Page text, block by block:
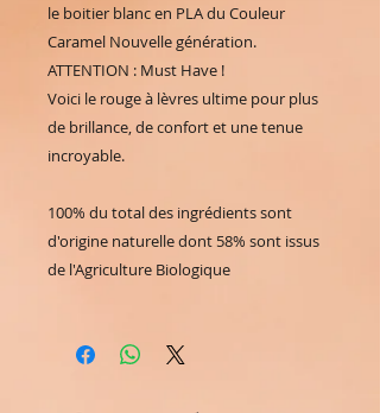
le boitier blanc en PLA du Couleur
Caramel Nouvelle génération.
ATTENTION : Must Have !
Voici le rouge à lèvres ultime pour plus
de brillance, de confort et une tenue
incroyable.
100% du total des ingrédients sont
d'origine naturelle dont 58% sont issus
de l'Agriculture Biologique